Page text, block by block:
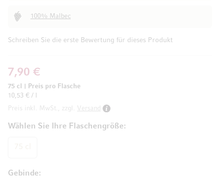
Schreiben Sie die erste Bewertung für dieses Produkt
100% Malbec
Wählen Sie Ihre Flaschengröße
Gebinde
7,90 €
75 cl
Preis pro Flasche
10,53 € / l
Preis inkl. MwSt., zzgl.
Versand